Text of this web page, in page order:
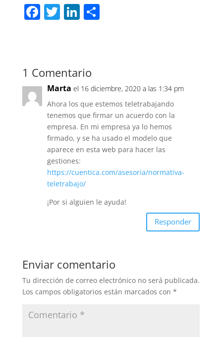
F
b
o
o
k
T Li
dI
n
C
tir
1 Comentario
Marta el 16 diciembre, 2020 a las 1:34 pm
Ahora los que estemos teletrabajando
tenemos que firmar un acuerdo con la
empresa. En mi empresa ya lo hemos
firmado, y se ha usado el modelo que
aparece en esta web para hacer las
gestiones:
https://cuentica.com/asesoria/normativa-
teletrabajo/
¡Por si alguien le ayuda!
Responder
Enviar comentario
Tu dirección de correo electrónico no será publicada.
Los campos obligatorios están marcados con *